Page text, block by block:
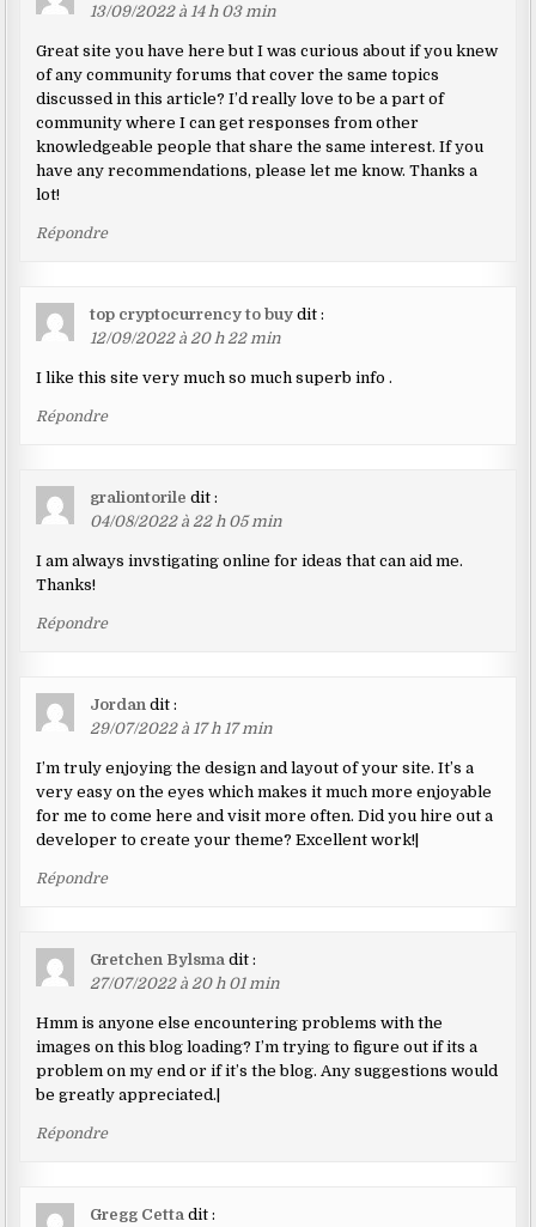
13/09/2022 à 14 h 03 min
Great site you have here but I was curious about if you knew
of any community forums that cover the same topics
discussed in this article? I’d really love to be a part of
community where I can get responses from other
knowledgeable people that share the same interest. If you
have any recommendations, please let me know. Thanks a
lot!
Répondre
top cryptocurrency to buy dit :
12/09/2022 à 20 h 22 min
I like this site very much so much superb info .
Répondre
graliontorile dit :
04/08/2022 à 22 h 05 min
I am always invstigating online for ideas that can aid me.
Thanks!
Répondre
Jordan dit :
29/07/2022 à 17 h 17 min
I’m truly enjoying the design and layout of your site. It’s a
very easy on the eyes which makes it much more enjoyable
for me to come here and visit more often. Did you hire out a
developer to create your theme? Excellent work!|
Répondre
Gretchen Bylsma dit :
27/07/2022 à 20 h 01 min
Hmm is anyone else encountering problems with the
images on this blog loading? I’m trying to figure out if its a
problem on my end or if it’s the blog. Any suggestions would
be greatly appreciated.|
Répondre
Gregg Cetta dit :